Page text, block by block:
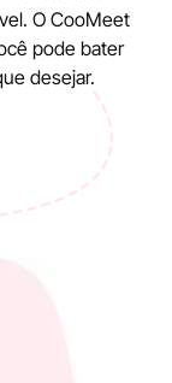
O CooMeet
pode bater
desejar.